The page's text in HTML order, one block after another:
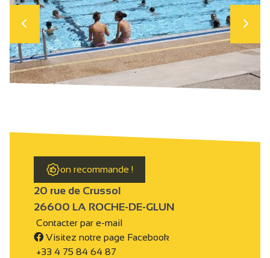
on recommande !
20 rue de Crussol
26600 LA ROCHE-DE-GLUN
Contacter par e-mail
Visitez notre page Facebook
+33 4 75 84 64 87